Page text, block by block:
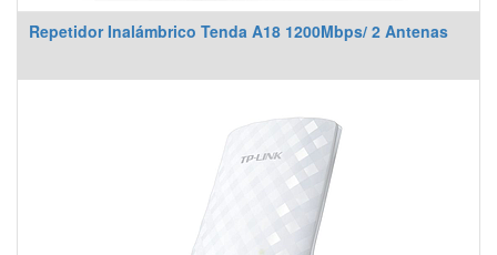
Repetidor Inalámbrico Tenda A18 1200Mbps/ 2 Antenas